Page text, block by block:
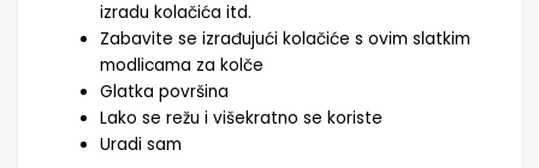
izradu kolačića itd.
Zabavite se izrađujući kolačiće s ovim slatkim
modlicama za kolče
Glatka površina
Lako se režu i višekratno se koriste
Uradi sam